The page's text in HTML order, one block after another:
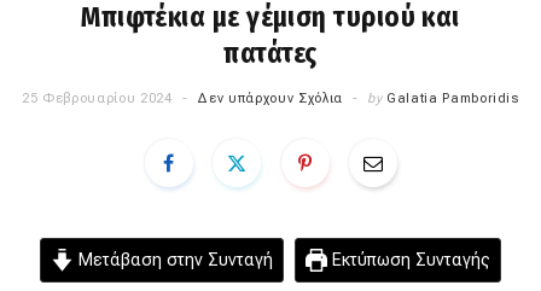
Μπιφτέκια με γέμιση τυριού και
πατάτες
25 Φεβρουαρίου 2024 Δεν υπάρχουν Σχόλια by Galatia Pamboridis
Μετάβαση στην Συνταγή Εκτύπωση Συνταγής